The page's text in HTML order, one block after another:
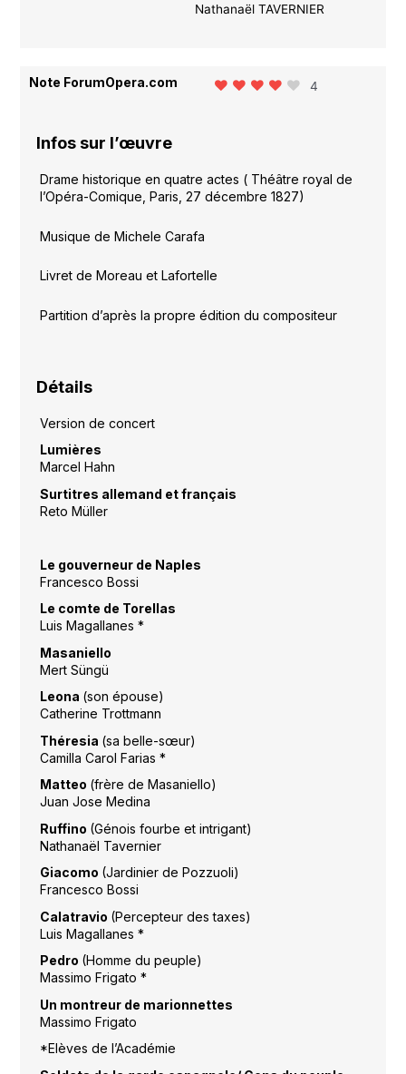
Nathanaël TAVERNIER
Note ForumOpera.com 4
Infos sur l’œuvre
Drame historique en quatre actes ( Théâtre royal de
l’Opéra-Comique, Paris, 27 décembre 1827)
Musique de Michele Carafa
Livret de Moreau et Lafortelle
Partition d’après la propre édition du compositeur
Détails
Version de concert
Lumières
Marcel Hahn
Surtitres allemand et français
Reto Müller
Le gouverneur de Naples
Francesco Bossi
Le comte de Torellas
Luis Magallanes *
Masaniello
Mert Süngü
Leona (son épouse)
Catherine Trottmann
Théresia (sa belle-sœur)
Camilla Carol Farias *
Matteo (frère de Masaniello)
Juan Jose Medina
Ruffino (Génois fourbe et intrigant)
Nathanaël Tavernier
Giacomo (Jardinier de Pozzuoli)
Francesco Bossi
Calatravio (Percepteur des taxes)
Luis Magallanes *
Pedro (Homme du peuple)
Massimo Frigato *
Un montreur de marionnettes
Massimo Frigato
*Elèves de l’Académie